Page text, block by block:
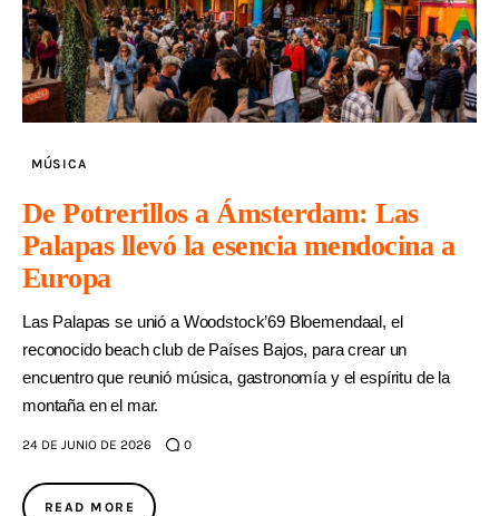
MÚSICA
De Potrerillos a Ámsterdam: Las
Palapas llevó la esencia mendocina a
Europa
Las Palapas se unió a Woodstock’69 Bloemendaal, el
reconocido beach club de Países Bajos, para crear un
encuentro que reunió música, gastronomía y el espíritu de la
montaña en el mar.
24 DE JUNIO DE 2026 0
READ MORE